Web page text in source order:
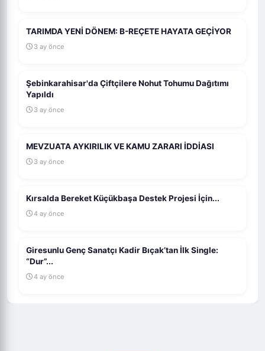
TARIMDA YENİ DÖNEM: B-REÇETE HAYATA GEÇİYOR
3 ay önce
Şebinkarahisar'da Çiftçilere Nohut Tohumu Dağıtımı
Yapıldı
3 ay önce
MEVZUATA AYKIRILIK VE KAMU ZARARI İDDİASI
3 ay önce
Kırsalda Bereket Küçükbaşa Destek Projesi İçin...
4 ay önce
Giresunlu Genç Sanatçı Kadir Bıçak’tan İlk Single:
“Dur”...
4 ay önce